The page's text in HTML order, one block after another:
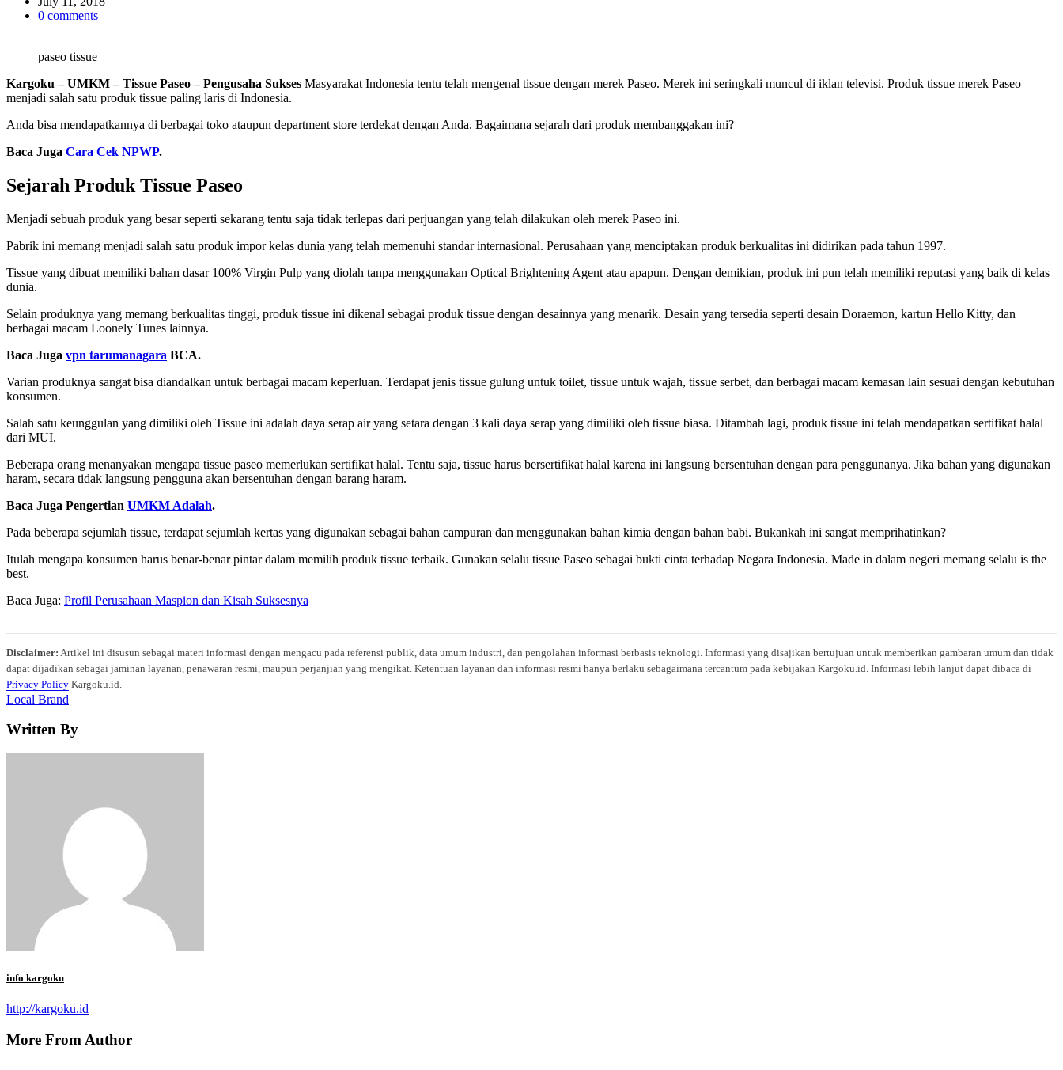
time
0 comments
paseo tissue
Kargoku – UMKM – Tissue Paseo – Pengusaha Sukses Masyarakat Indonesia tentu telah mengenal tissue dengan merek Paseo. Merek ini seringkali muncul di iklan televisi. Produk tissue merek Paseo
menjadi salah satu produk tissue paling laris di Indonesia.
Anda bisa mendapatkannya di berbagai toko ataupun department store terdekat dengan Anda. Bagaimana sejarah dari produk membanggakan ini?
Baca Juga Cara Cek NPWP.
Sejarah Produk Tissue Paseo
Menjadi sebuah produk yang besar seperti sekarang tentu saja tidak terlepas dari perjuangan yang telah dilakukan oleh merek Paseo ini.
Pabrik ini memang menjadi salah satu produk impor kelas dunia yang telah memenuhi standar internasional. Perusahaan yang menciptakan produk berkualitas ini didirikan pada tahun 1997.
Tissue yang dibuat memiliki bahan dasar 100% Virgin Pulp yang diolah tanpa menggunakan Optical Brightening Agent atau apapun. Dengan demikian, produk ini pun telah memiliki reputasi yang baik di kelas
dunia.
Selain produknya yang memang berkualitas tinggi, produk tissue ini dikenal sebagai produk tissue dengan desainnya yang menarik. Desain yang tersedia seperti desain Doraemon, kartun Hello Kitty, dan
berbagai macam Loonely Tunes lainnya.
Baca Juga vpn tarumanagara BCA.
Varian produknya sangat bisa diandalkan untuk berbagai macam keperluan. Terdapat jenis tissue gulung untuk toilet, tissue untuk wajah, tissue serbet, dan berbagai macam kemasan lain sesuai dengan kebutuhan
konsumen.
Salah satu keunggulan yang dimiliki oleh Tissue ini adalah daya serap air yang setara dengan 3 kali daya serap yang dimiliki oleh tissue biasa. Ditambah lagi, produk tissue ini telah mendapatkan sertifikat halal
dari MUI.
Beberapa orang menanyakan mengapa tissue paseo memerlukan sertifikat halal. Tentu saja, tissue harus bersertifikat halal karena ini langsung bersentuhan dengan para penggunanya. Jika bahan yang digunakan
haram, secara tidak langsung pengguna akan bersentuhan dengan barang haram.
Baca Juga Pengertian UMKM Adalah.
Pada beberapa sejumlah tissue, terdapat sejumlah kertas yang digunakan sebagai bahan campuran dan menggunakan bahan kimia dengan bahan babi. Bukankah ini sangat memprihatinkan?
Itulah mengapa konsumen harus benar-benar pintar dalam memilih produk tissue terbaik. Gunakan selalu tissue Paseo sebagai bukti cinta terhadap Negara Indonesia. Made in dalam negeri memang selalu is the
best.
Baca Juga: Profil Perusahaan Maspion dan Kisah Suksesnya
Disclaimer: Artikel ini disusun sebagai materi informasi dengan mengacu pada referensi publik, data umum industri, dan pengolahan informasi berbasis teknologi. Informasi yang disajikan bertujuan untuk memberikan gambaran umum dan tidak
dapat dijadikan sebagai jaminan layanan, penawaran resmi, maupun perjanjian yang mengikat. Ketentuan layanan dan informasi resmi hanya berlaku sebagaimana tercantum pada kebijakan Kargoku.id. Informasi lebih lanjut dapat dibaca di
Privacy Policy Kargoku.id.
Tags
Local Brand
Written By
info kargoku
http://kargoku.id
More From Author